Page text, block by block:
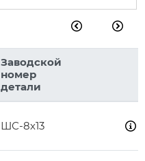
Заводской
номер
детали
ШС-8х13